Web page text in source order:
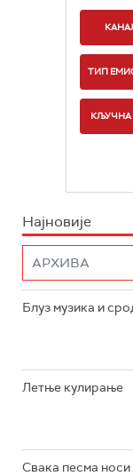
ТИП
КЉУЧНА
Најновије
Блуз музика и
Летње кулирање
Свака песма носи